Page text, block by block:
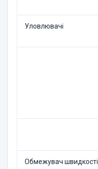
Уловлювачі
Обмежувач швидкості